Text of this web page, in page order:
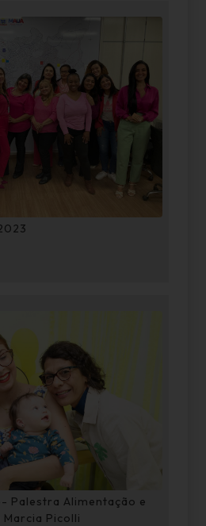
Palestra Alimentação e
Marcia Picolli